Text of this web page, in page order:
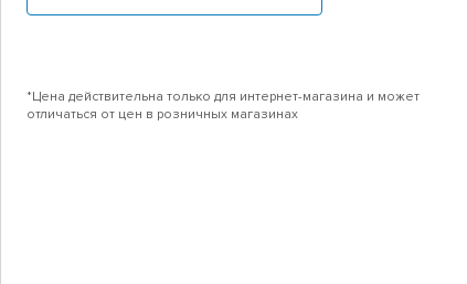
*Цена действительна только для интернет-магазина и может
отличаться от цен в розничных магазинах